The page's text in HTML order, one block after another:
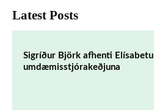
Latest Posts
Sigríður Björk afhenti Elísabetu
umdæmisstjórakeðjuna